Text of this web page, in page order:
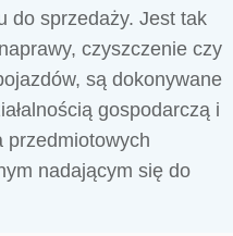
do sprzedaży. Jest tak
czyszczenie czy
są dokonywane
gospodarczą i
przedmiotowych
nadającym się do